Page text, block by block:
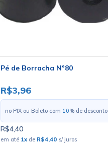
Pé de Borracha Nº80
R$3,96
no PIX ou Boleto com 10% de desconto
R$4,40
em até 1xde R$4,40 s/ juros